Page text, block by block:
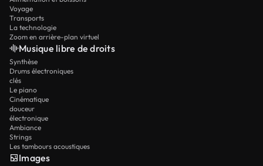
Voyage
Transports
La technologie
Zoom en arrière-plan virtuel
Musique libre de droits
Synthèse
Drums électroniques
clés
Le piano
Cinématique
douceur
électronique
Ambiance
Strings
Les tambours acoustiques
Images